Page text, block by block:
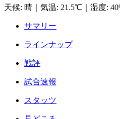
天候: 晴 気温: 21.5℃ 湿度:
サマリー
ラインナップ
戦評
試合速報
スタッツ